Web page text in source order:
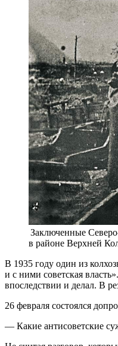
Заключенные
в районе Верхней
В 1935 году один из
и с ними советская
впоследствии и делал. В
26 февраля состоялся
— Какие антисоветские